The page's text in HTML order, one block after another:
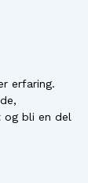
erfaring.
bli en del